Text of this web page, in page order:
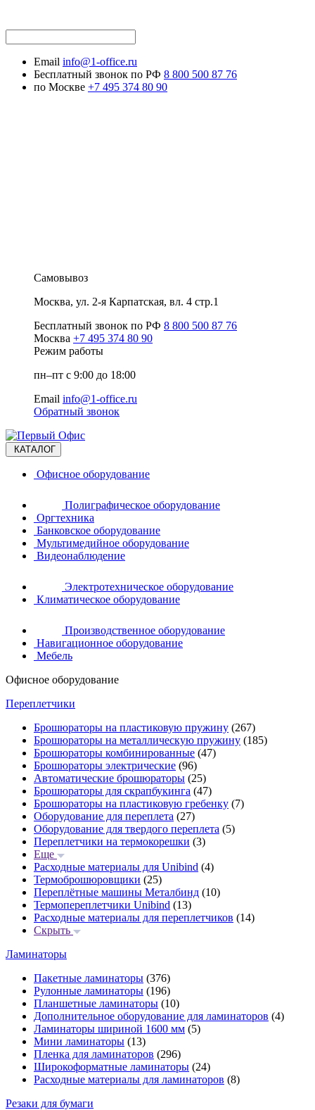
Email info@1-office.ru
Бесплатный звонок по РФ 8 800 500 87 76
по Москве +7 495 374 80 90
Самовывоз
Москва, ул. 2-я Карпатская, вл. 4 стр.1
Бесплатный звонок по РФ 8 800 500 87 76
Москва +7 495 374 80 90
Режим работы
пн–пт с 9:00 до 18:00
Email info@1-office.ru
Обратный звонок
КАТАЛОГ
Офисное оборудование
Полиграфическое оборудование
Оргтехника
Банковское оборудование
Мультимедийное оборудование
Видеонаблюдение
Электротехническое оборудование
Климатическое оборудование
Производственное оборудование
Навигационное оборудование
Мебель
Офисное оборудование
Переплетчики
Брошюраторы на пластиковую пружину (267)
Брошюраторы на металлическую пружину (185)
Брошюраторы комбинированные (47)
Брошюраторы электрические (96)
Автоматические брошюраторы (25)
Брошюраторы для скрапбукинга (47)
Брошюраторы на пластиковую гребенку (7)
Оборудование для переплета (27)
Оборудование для твердого переплета (5)
Переплетчики на термокорешки (3)
Еще
Расходные материалы для Unibind (4)
Термоброшюровщики (25)
Переплётные машины Металбинд (10)
Термопереплетчики Unibind (13)
Расходные материалы для переплетчиков (14)
Скрыть
Ламинаторы
Пакетные ламинаторы (376)
Рулонные ламинаторы (196)
Планшетные ламинаторы (10)
Дополнительное оборудование для ламинаторов (4)
Ламинаторы шириной 1600 мм (5)
Мини ламинаторы (13)
Пленка для ламинаторов (296)
Широкоформатные ламинаторы (24)
Расходные материалы для ламинаторов (8)
Резаки для бумаги